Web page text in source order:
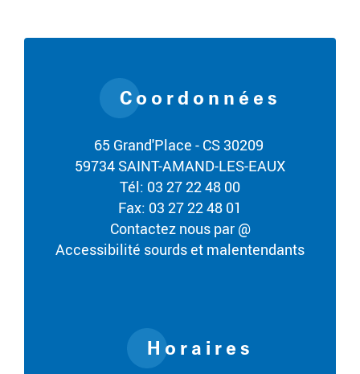
Coordonnées
65 Grand'Place - CS 30209
59734 SAINT-AMAND-LES-EAUX
Tél: 03 27 22 48 00
Fax: 03 27 22 48 01
Contactez nous par @
Accessibilité sourds et malentendants
Horaires